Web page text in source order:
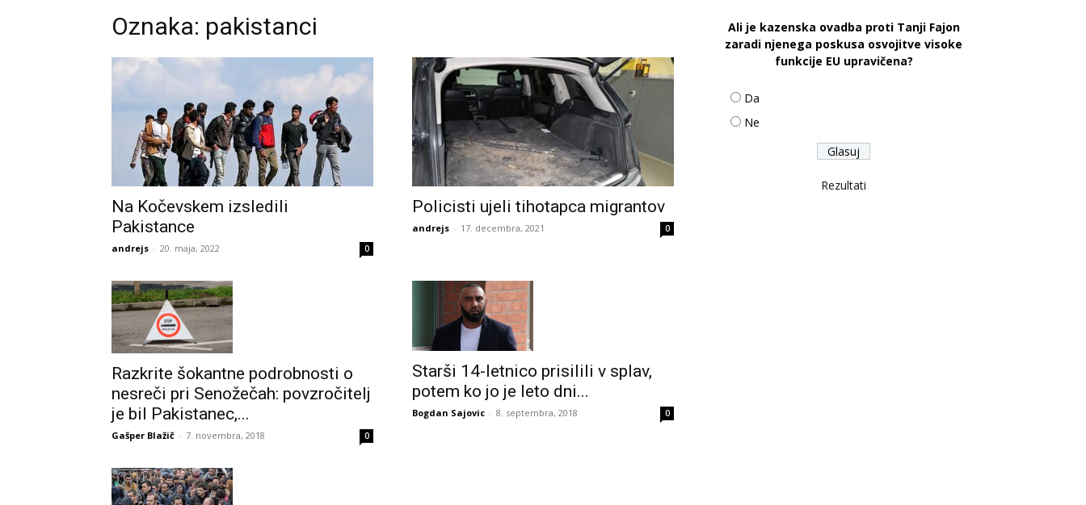
Oznaka: pakistanci
Na Kočevskem izsledili
Pakistance
andrejs - 20. maja, 2022 0
Policisti ujeli tihotapca migrantov
andrejs - 17. decembra, 2021 0
Razkrite šokantne podrobnosti o
nesreči pri Senožečah: povzročitelj
je bil Pakistanec,...
Gašper Blažič - 7. novembra, 2018 0
Starši 14-letnico prisilili v splav,
potem ko jo je leto dni...
Bogdan Sajovic - 8. septembra, 2018 0
Ali je kazenska ovadba proti Tanji Fajon
zaradi njenega poskusa osvojitve visoke
funkcije EU upravičena?
Da
Ne
Rezultati